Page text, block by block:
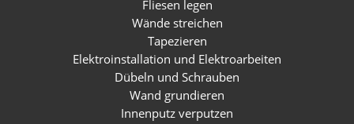
Fliesen legen
Wände streichen
Tapezieren
Elektroinstallation und Elektroarbeiten
Dübeln und Schrauben
Wand grundieren
Innenputz verputzen